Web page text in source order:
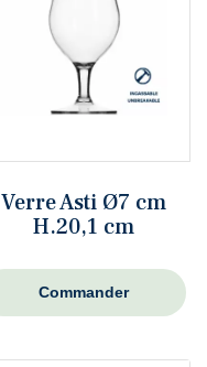
Verre Asti Ø7 cm
H.20,1 cm
Commander